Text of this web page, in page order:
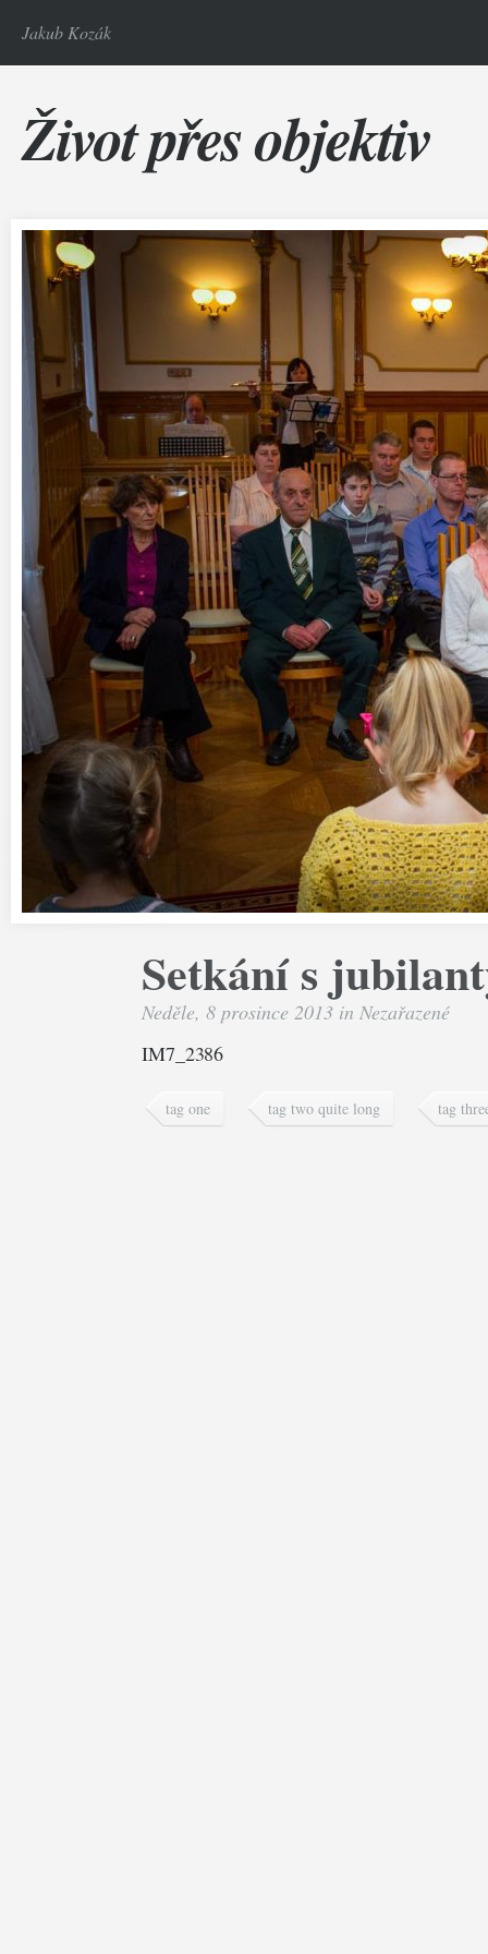
Jakub Kozák
Život přes objektiv
Setkání s
Neděle, 8 prosince 2013 in Nezařazené
IM7_2386
tag one tag two quite long tag